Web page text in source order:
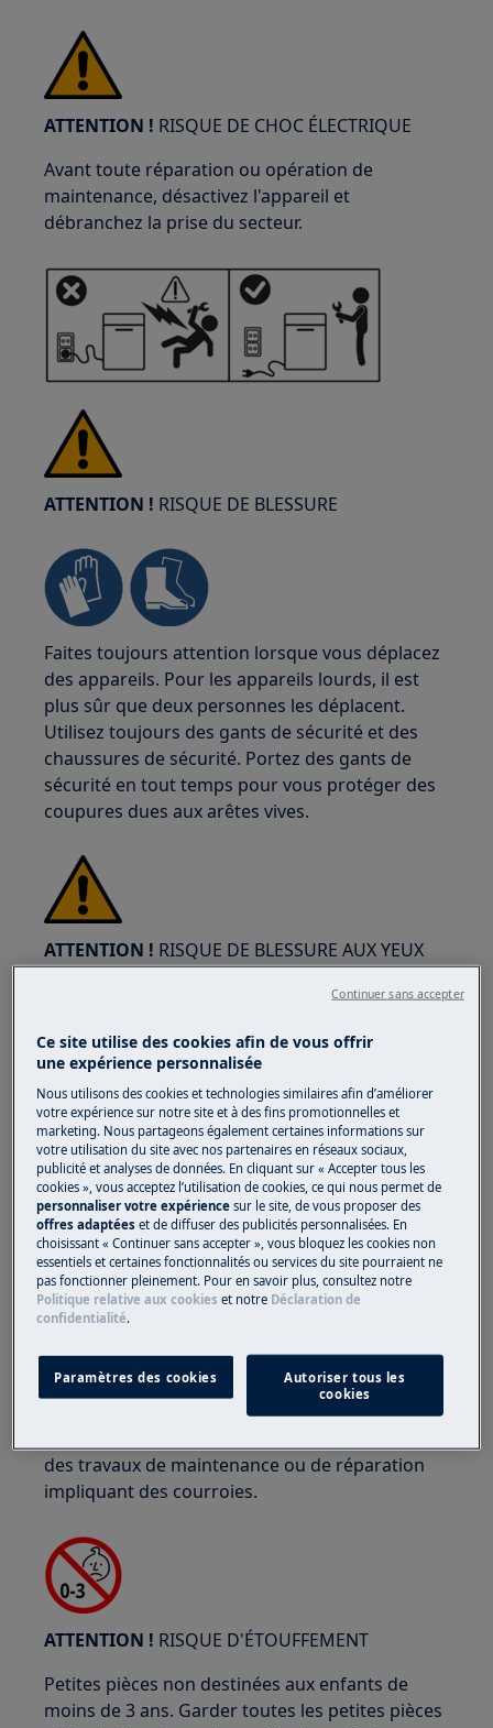
ATTENTION ! RISQUE DE CHOC ÉLECTRIQUE
Avant toute réparation ou opération de
maintenance, désactivez l'appareil et
débranchez la prise du secteur.
ATTENTION ! RISQUE DE BLESSURE
Faites toujours attention lorsque vous déplacez
des appareils. Pour les appareils lourds, il est
plus sûr que deux personnes les déplacent.
Utilisez toujours des gants de sécurité et des
chaussures de sécurité. Portez des gants de
sécurité en tout temps pour vous protéger des
coupures dues aux arêtes vives.
ATTENTION ! RISQUE DE BLESSURE AUX YEUX
Portez des lunettes de sécurité si vous effectuez
des travaux de maintenance ou de réparation
impliquant des ressorts.
ATTENTION !RISQUE DE PINCEMENT
des travaux de maintenance ou de réparation
impliquant des courroies.
ATTENTION ! RISQUE D'ÉTOUFFEMENT
Petites pièces non destinées aux enfants de
moins de 3 ans. Garder toutes les petites pièces
Ce site utilise des cookies afin de vous offrir
une expérience personnalisée
Nous utilisons des cookies et technologies similaires afin d’améliorer
votre expérience sur notre site et à des fins promotionnelles et
marketing. Nous partageons également certaines informations sur
votre utilisation du site avec nos partenaires en réseaux sociaux,
publicité et analyses de données. En cliquant sur « Accepter tous les
cookies », vous acceptez l’utilisation de cookies, ce qui nous permet de
personnaliser votre expériencesur le site, de vous proposer des
offres adaptées et de diffuser des publicités personnalisées. En
choisissant « Continuer sans accepter », vous bloquez les cookies non
essentiels et certaines fonctionnalités ou services du site pourraient ne
pas fonctionner pleinement. Pour en savoir plus, consultez notre
Politique relative aux cookies et notre Déclaration de
confidentialité.
Paramètres des cookies
Autoriser tous les
cookies
Continuer sans accepter